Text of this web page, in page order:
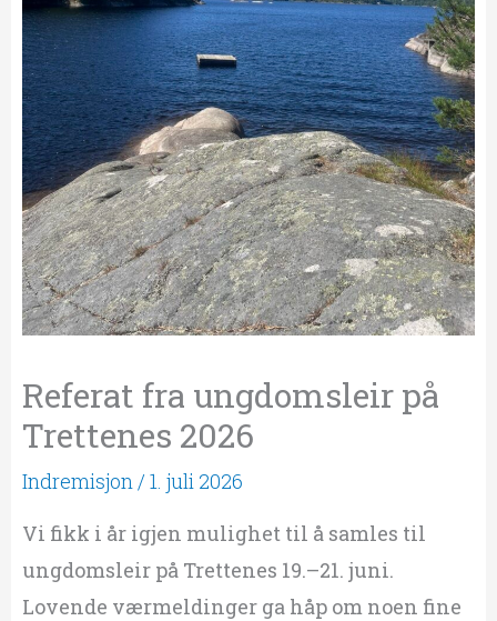
Referat fra ungdomsleir på
Trettenes 2026
Indremisjon /1. juli 2026
Vi fikk i år igjen mulighet til å samles til
ungdomsleir på Trettenes 19.–21. juni.
Lovende værmeldinger ga håp om noen fine